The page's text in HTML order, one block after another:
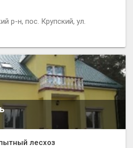
р-н, пос. Крупский, ул.
лесхоз